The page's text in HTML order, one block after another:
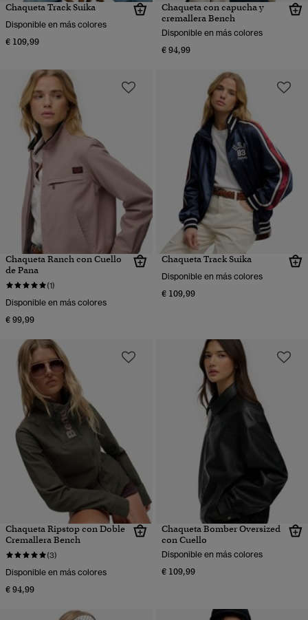
Chaqueta Track Suika
Disponible en más colores
€ 109,99
Chaqueta con capucha y
cremallera Bench
Disponible en más colores
€ 94,99
Chaqueta Ranch con Cuello
de Pana
(1)
Disponible en más colores
€ 99,99
Chaqueta Track Suika
Disponible en más colores
€ 109,99
Chaqueta Ripstop con Doble
Cremallera Bench
(3)
Disponible en más colores
€ 94,99
Chaqueta Bomber Oversized
con Cuello
Disponible en más colores
€ 109,99